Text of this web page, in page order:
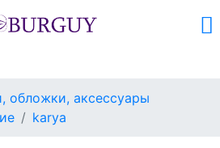
обложки, аксессуары
karya